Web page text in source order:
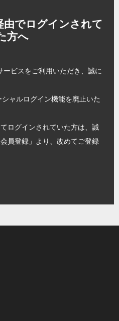
でログインされて
方へ
ビスをご利用いただき、誠に
ャルログイン機能を廃止いた
ログインされていた方は、誠
員登録」より、改めてご登録